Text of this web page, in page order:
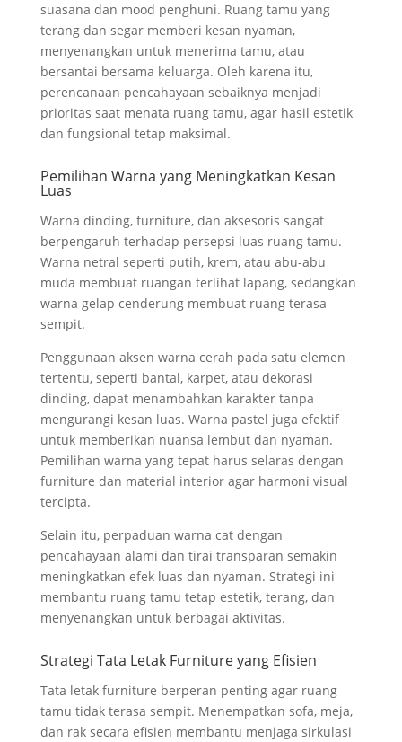
suasana dan mood penghuni. Ruang tamu yang
terang dan segar memberi kesan nyaman,
menyenangkan untuk menerima tamu, atau
bersantai bersama keluarga. Oleh karena itu,
perencanaan pencahayaan sebaiknya menjadi
prioritas saat menata ruang tamu, agar hasil estetik
dan fungsional tetap maksimal.
Pemilihan Warna yang Meningkatkan Kesan
Luas
Warna dinding, furniture, dan aksesoris sangat
berpengaruh terhadap persepsi luas ruang tamu.
Warna netral seperti putih, krem, atau abu-abu
muda membuat ruangan terlihat lapang, sedangkan
warna gelap cenderung membuat ruang terasa
sempit.
Penggunaan aksen warna cerah pada satu elemen
tertentu, seperti bantal, karpet, atau dekorasi
dinding, dapat menambahkan karakter tanpa
mengurangi kesan luas. Warna pastel juga efektif
untuk memberikan nuansa lembut dan nyaman.
Pemilihan warna yang tepat harus selaras dengan
furniture dan material interior agar harmoni visual
tercipta.
Selain itu, perpaduan warna cat dengan
pencahayaan alami dan tirai transparan semakin
meningkatkan efek luas dan nyaman. Strategi ini
membantu ruang tamu tetap estetik, terang, dan
menyenangkan untuk berbagai aktivitas.
Strategi Tata Letak Furniture yang Efisien
Tata letak furniture berperan penting agar ruang
tamu tidak terasa sempit. Menempatkan sofa, meja,
dan rak secara efisien membantu menjaga sirkulasi